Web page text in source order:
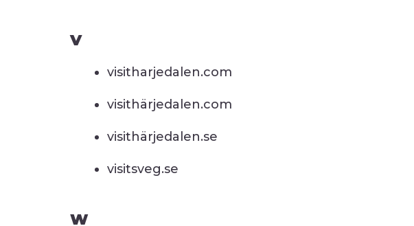
V
visitharjedalen.com
visithärjedalen.com
visithärjedalen.se
visitsveg.se
W